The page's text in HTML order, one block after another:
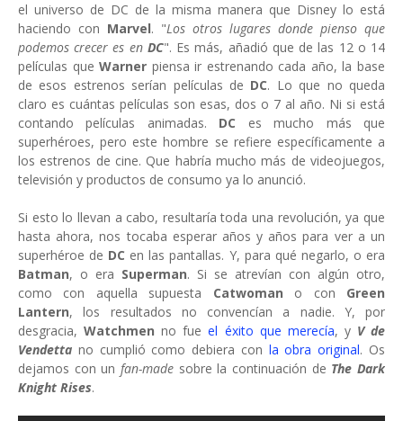
el universo de DC de la misma manera que Disney lo está
haciendo con Marvel. "Los otros lugares donde pienso que
podemos crecer es en DC". Es más, añadió que de las 12 o 14
películas que Warner piensa ir estrenando cada año, la base
de esos estrenos serían películas de DC. Lo que no queda
claro es cuántas películas son esas, dos o 7 al año. Ni si está
contando películas animadas. DC es mucho más que
superhéroes, pero este hombre se refiere específicamente a
los estrenos de cine. Que habría mucho más de videojuegos,
televisión y productos de consumo ya lo anunció.
Si esto lo llevan a cabo, resultaría toda una revolución, ya que
hasta ahora, nos tocaba esperar años y años para ver a un
superhéroe de DC en las pantallas. Y, para qué negarlo, o era
Batman, o era Superman. Si se atrevían con algún otro,
como con aquella supuesta Catwoman o con Green
Lantern, los resultados no convencían a nadie. Y, por
desgracia,Watchmenno fueel éxito que merecía, y V de
Vendetta no cumplió como debiera con la obra original. Os
dejamos con un fan-made sobre la continuación de The Dark
Knight Rises.